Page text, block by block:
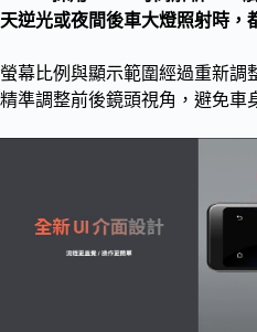
天逆光或夜間後車大燈照射時，
螢幕比例與顯示範圍經過重新調
精準調整前後鏡頭視角，避免車